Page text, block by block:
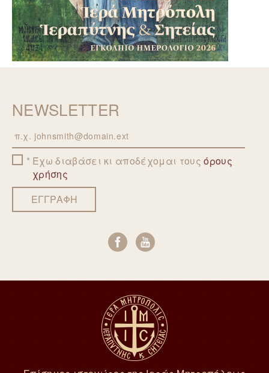
NEWSLETTER
Email Έχω διαβάσει κι αποδέχομαι τουςόρους
χρήσης
ΕΓΓΡΑΦΗ